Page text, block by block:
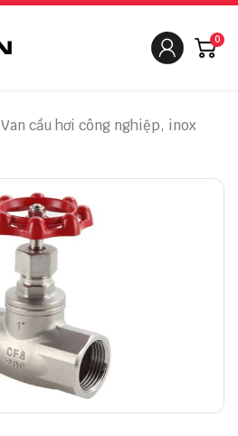
0
Van cầu hơi công nghiệp, inox